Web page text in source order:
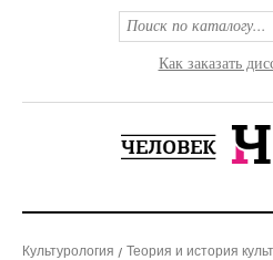
Как заказать
Культурология Теория и история